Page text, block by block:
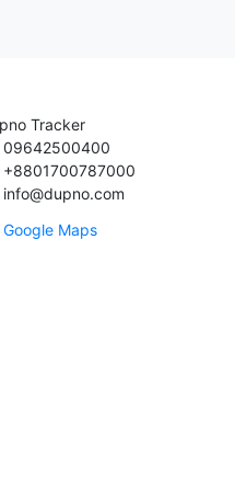
Tracker
09642500400
+8801700787000
info@dupno.com
Google Maps